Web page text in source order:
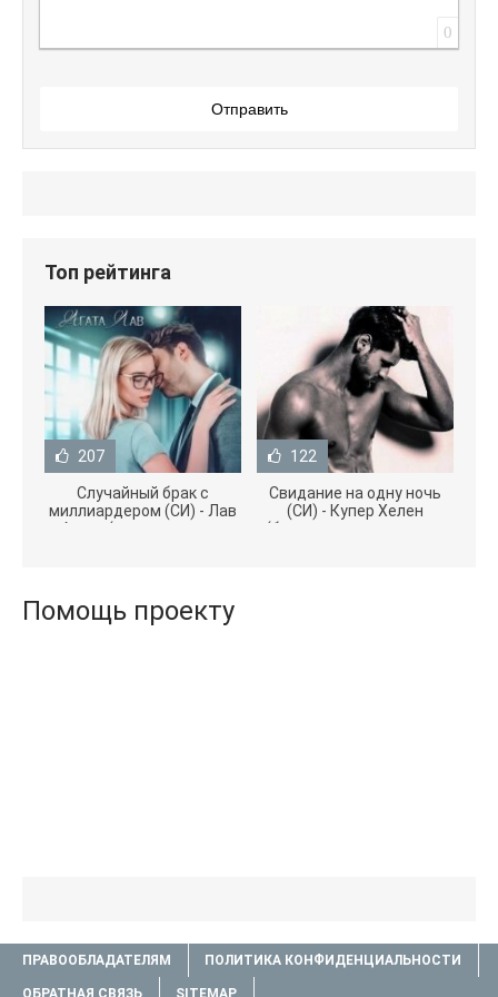
0
Отправить
Топ рейтинга
207
Случайный брак с
миллиардером (СИ) - Лав
Агата (полная версия
122
Свидание на одну ночь
(СИ) - Купер Хелен
(бесплатные серии книг
Помощь проекту
ПРАВООБЛАДАТЕЛЯМ ПОЛИТИКА КОНФИДЕНЦИАЛЬНОСТИ
ОБРАТНАЯ СВЯЗЬ SITEMAP